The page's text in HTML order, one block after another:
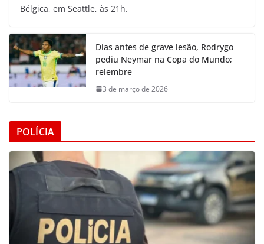
Bélgica, em Seattle, às 21h.
Dias antes de grave lesão, Rodrygo
pediu Neymar na Copa do Mundo;
relembre
3 de março de 2026
POLÍCIA